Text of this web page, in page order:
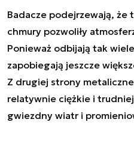
Badacze podejrzewają, że
chmury pozwoliły
Ponieważ odbijają tak
zapobiegają jeszcze
Z drugiej strony
relatywnie ciężkie i
gwiezdny wiatr i